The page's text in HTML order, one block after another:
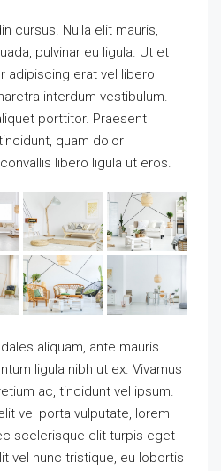
cursus. Nulla elit mauris,
pulvinar eu ligula. Ut et
adipiscing erat vel libero
interdum vestibulum.
porttitor. Praesent
quam dolor
libero ligula ut eros.
aliquam, ante mauris
ligula nibh ut ex. Vivamus
ac, tincidunt vel ipsum.
vel porta vulputate, lorem
scelerisque elit turpis eget
vel nunc tristique, eu lobortis